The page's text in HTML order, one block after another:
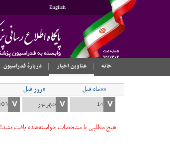
English
خانه
عناوین اخبار دربارهٔ فدراسیون
««ماه قبل «روز قبل
هیچ مطلبی با مشخصات خواسته‌شده یافت نشد!